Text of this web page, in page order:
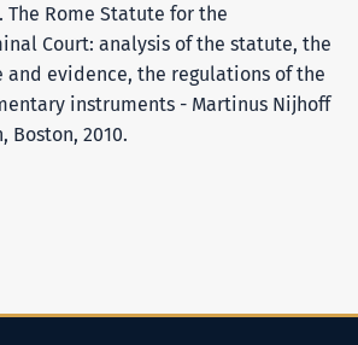
The Rome Statute for the
Court: analysis of the statute, the
and evidence, the regulations of the
instruments - Martinus Nijhoff
Boston, 2010.